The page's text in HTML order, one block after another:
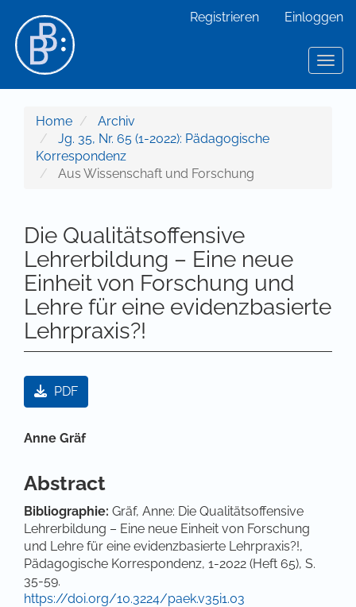
Hauptinhalt
Sidebar
Registrieren Einloggen
Home
Archiv
Jg. 35, Nr. 65 (1-2022): Pädagogische
Korrespondenz
Aus Wissenschaft und Forschung
Die Qualitätsoffensive
Lehrerbildung – Eine neue
Einheit von Forschung und
Lehre für eine evidenzbasierte
Lehrpraxis?!
Artikel-Sidebar
PDF
Hauptsächlicher Artikelinhalt
Anne Gräf
Abstract
Bibliographie: Gräf, Anne: Die Qualitätsoffensive
Lehrerbildung – Eine neue Einheit von Forschung
und Lehre für eine evidenzbasierte Lehrpraxis?!,
Pädagogische Korrespondenz, 1-2022 (Heft 65), S.
35-59.
https://doi.org/10.3224/paek.v35i1.03